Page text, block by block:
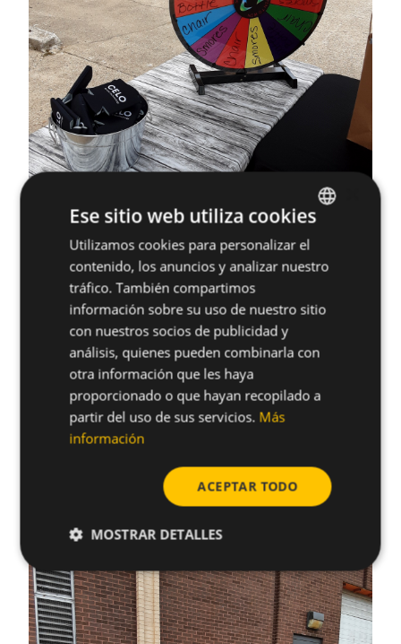
ENGLISH
SPANISH
FRENCH
Ese sitio web utiliza cookies
Utilizamos cookies para personalizar el
contenido, los anuncios y analizar nuestro
tráfico. También compartimos
información sobre su uso de nuestro sitio
con nuestros socios de publicidad y
análisis, quienes pueden combinarla con
otra información que les haya
proporcionado o que hayan recopilado a
partir del uso de sus servicios. Más
información
ACEPTAR TODO
MOSTRAR DETALLES